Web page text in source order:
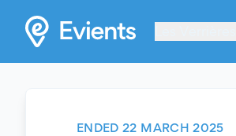
ENDED 22 MARCH 2025